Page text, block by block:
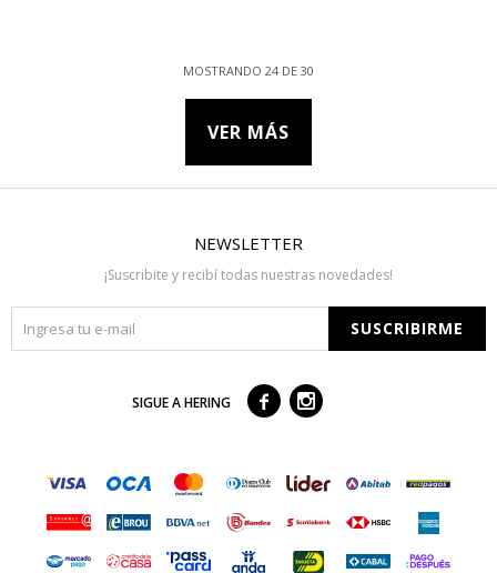
MOSTRANDO 24 DE 30
VER MÁS
NEWSLETTER
¡Suscribite y recibí todas nuestras novedades!
SUSCRIBIRME
SIGUE A HERING  